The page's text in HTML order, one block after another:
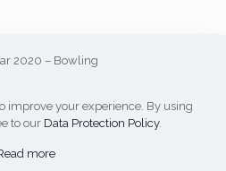
-
improve your experience. By using
to our Data Protection Policy.
more